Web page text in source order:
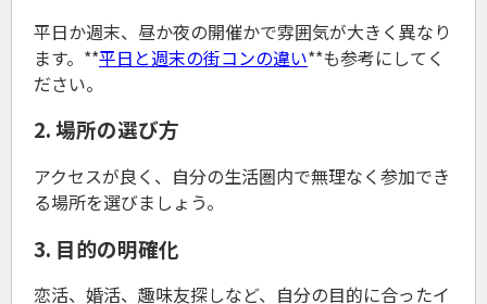
平日か週末、昼か夜の開催かで雰囲気が大きく異なり
ます。**平日と週末の街コンの違い**も参考にしてく
ださい。
2. 場所の選び方
アクセスが良く、自分の生活圏内で無理なく参加でき
る場所を選びましょう。
3. 目的の明確化
恋活、婚活、趣味友探しなど、自分の目的に合ったイ